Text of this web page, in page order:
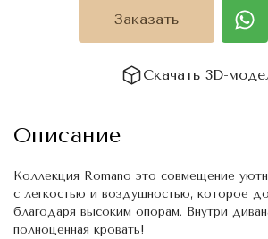
Заказать
Скачать 3D-
Описание
Коллекция Romano это совмещение
с легкостью и воздушностью, которое
благодаря высоким опорам. Внутри
полноценная кровать!